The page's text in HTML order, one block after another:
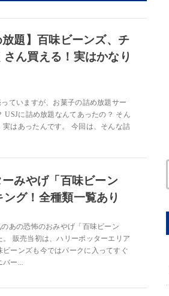
放題】百味ビーンズ、チ
ん買える！実はかなり
ていますが、お菓子の詰め放題サー
USJに詰め放題なんてあったの？ そん
はあったんです。 今回は、そんな詰
みやげ「百味ビーン
グ！全種類一覧あり
あの恐怖のおみやげ「百味ビーン
販売当初は、ハリーポッターエリア
ーンズも今ではパークに入ってすぐ
バー...